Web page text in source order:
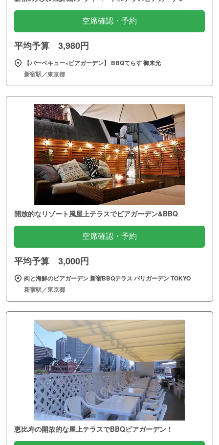
空席確認・予約
平均予算 3,980円
【バーベキュー×ビアガーデン】 BBQてらす 御来光
新宿駅／東京都
開放的なリゾート風屋上テラスでビアガーデン&BBQ
空席確認・予約
平均予算 3,000円
肉と海鮮のビアガーデン 新宿BBQテラス バリガーデン TOKYO
新宿駅／東京都
恵比寿の開放的な屋上テラスでBBQビアガーデン！